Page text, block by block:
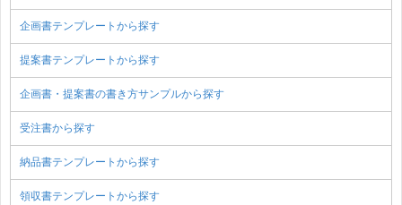
企画書テンプレートから探す
提案書テンプレートから探す
企画書・提案書の書き方サンプルから探す
受注書から探す
納品書テンプレートから探す
領収書テンプレートから探す